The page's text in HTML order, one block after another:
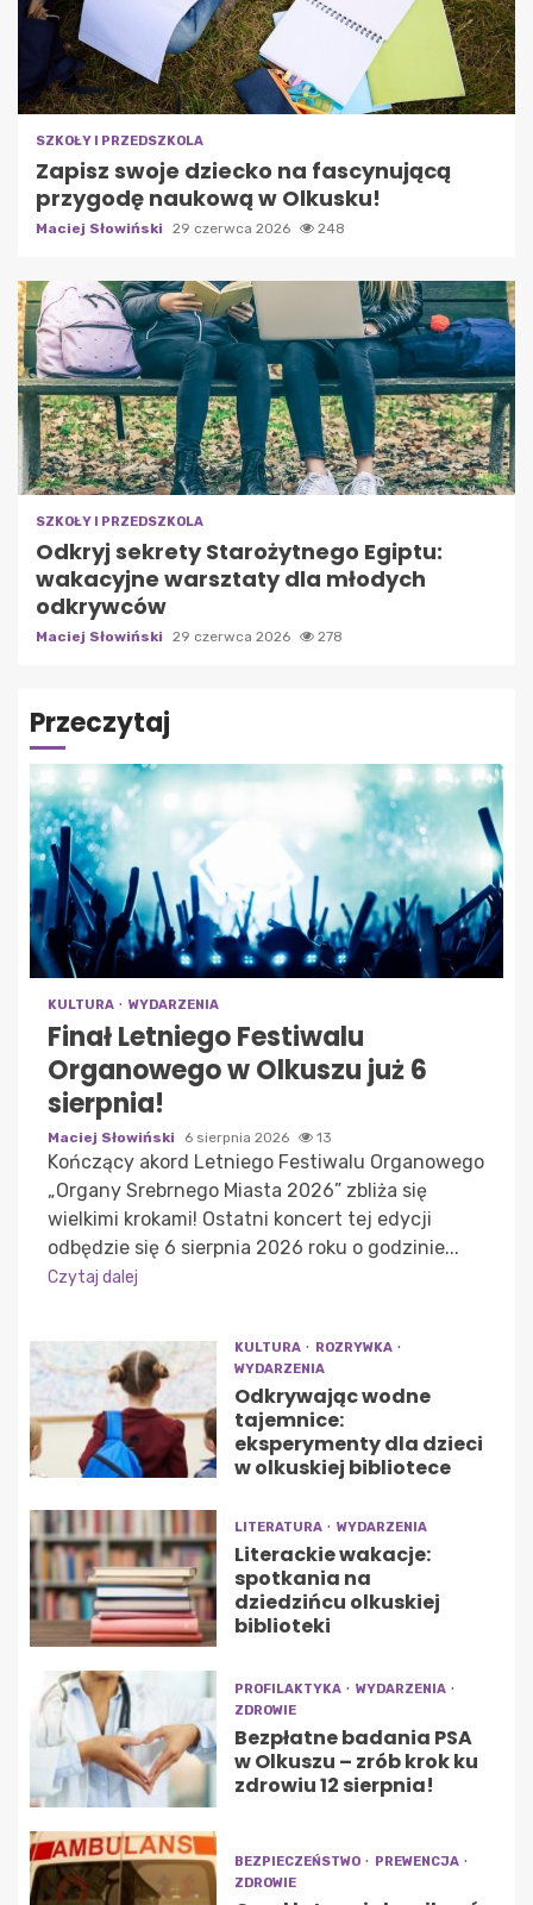
SZKOŁY I PRZEDSZKOLA
Zapisz swoje dziecko na fascynującą
przygodę naukową w Olkusku!
Maciej Słowiński 29 czerwca 2026 248
SZKOŁY I PRZEDSZKOLA
Odkryj sekrety Starożytnego Egiptu:
wakacyjne warsztaty dla młodych
odkrywców
Maciej Słowiński 29 czerwca 2026 278
Przeczytaj
KULTURA WYDARZENIA
Finał Letniego Festiwalu
Organowego w Olkuszu już 6
sierpnia!
Maciej Słowiński 6 sierpnia 2026 13
Kończący akord Letniego Festiwalu Organowego
„Organy Srebrnego Miasta 2026” zbliża się
wielkimi krokami! Ostatni koncert tej edycji
odbędzie się 6 sierpnia 2026 roku o godzinie...
Czytaj dalej
KULTURA
ROZRYWKA
WYDARZENIA
Odkrywając wodne
tajemnice:
eksperymenty dla dzieci
w olkuskiej bibliotece
LITERATURA WYDARZENIA
Literackie wakacje:
spotkania na
dziedzińcu olkuskiej
biblioteki
PROFILAKTYKA
WYDARZENIA
ZDROWIE
Bezpłatne badania PSA
w Olkuszu – zrób krok ku
zdrowiu 12 sierpnia!
BEZPIECZEŃSTWO
PREWENCJA
ZDROWIE